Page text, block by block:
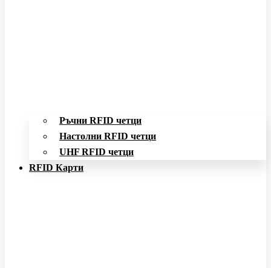
Ръчни RFID четци
Настолни RFID четци
UHF RFID четци
RFID Карти